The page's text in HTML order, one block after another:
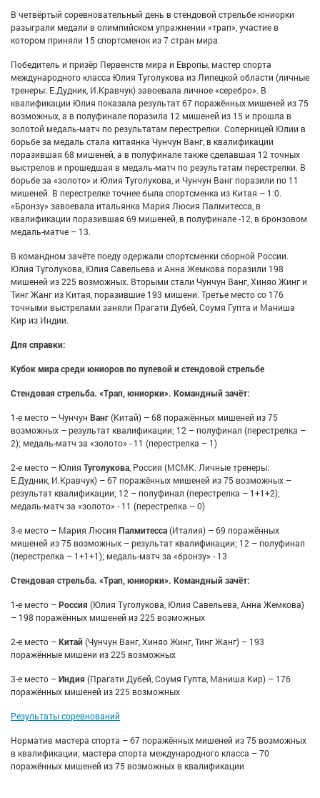
В четвёртый соревновательный день в стендовой стрельбе юниорки
разыграли медали в олимпийском упражнении «трап», участие в
котором приняли 15 спортсменок из 7 стран мира.
Победитель и призёр Первенств мира и Европы, мастер спорта
международного класса Юлия Туголукова из Липецкой области (личные
тренеры: Е.Дудник, И.Кравчук) завоевала личное «серебро». В
квалификации Юлия показала результат 67 поражённых мишеней из 75
возможных, а в полуфинале поразила 12 мишеней из 15 и прошла в
золотой медаль-матч по результатам перестрелки. Соперницей Юлии в
борьбе за медаль стала китаянка Чунчун Ванг, в квалификации
поразившая 68 мишеней, а в полуфинале также сделавшая 12 точных
выстрелов и прошедшая в медаль-матч по результатам перестрелки. В
борьбе за «золото» и Юлия Туголукова, и Чунчун Ванг поразили по 11
мишеней. В перестрелке точнее была спортсменка из Китая – 1:0.
«Бронзу» завоевала итальянка Мария Люсия Палмитесса, в
квалификации поразившая 69 мишеней, в полуфинале -12, в бронзовом
медаль-матче – 13.
В командном зачёте поеду одержали спортсменки сборной России.
Юлия Туголукова, Юлия Савельева и Анна Жемкова поразили 198
мишеней из 225 возможных. Вторыми стали Чунчун Ванг, Хиняо Жинг и
Тинг Жанг из Китая, поразившие 193 мишени. Третье место со 176
точными выстрелами заняли Прагати Дубей, Соумя Гупта и Маниша
Кир из Индии.
Для справки:
Кубок мира среди юниоров по пулевой и стендовой стрельбе
Стендовая стрельба. «Трап, юниорки». Командный зачёт:
1-е место – Чунчун Ванг(Китай) – 68 поражённых мишеней из 75
возможных – результат квалификации; 12 – полуфинал (перестрелка –
2); медаль-матч за «золото» - 11 (перестрелка – 1)
2-е место – Юлия Туголукова , Россия (МСМК. Личные тренеры:
Е.Дудник, И.Кравчук) – 67 поражённых мишеней из 75 возможных –
результат квалификации; 12 – полуфинал (перестрелка – 1+1+2);
медаль-матч за «золото» - 11 (перестрелка – 0)
3-е место – Мария Люсия Палмитесса(Италия) – 69 поражённых
мишеней из 75 возможных – результат квалификации; 12 – полуфинал
(перестрелка – 1+1+1); медаль-матч за «бронзу» - 13
Стендовая стрельба. «Трап, юниорки». Командный зачёт:
1-е место –Россия (Юлия Туголукова, Юлия Савельева, Анна Жемкова)
– 198 поражённых мишеней из 225 возможных
2-е место –Китай(Чунчун Ванг, Хиняо Жинг, Тинг Жанг) – 193
поражённые мишени из 225 возможных
3-е место –Индия (Прагати Дубей, Соумя Гупта, Маниша Кир) – 176
поражённых мишеней из 225 возможных
Результаты соревнований
Норматив мастера спорта – 67 поражённых мишеней из 75 возможных
в квалификации; мастера спорта международного класса – 70
поражённых мишеней из 75 возможных в квалификации